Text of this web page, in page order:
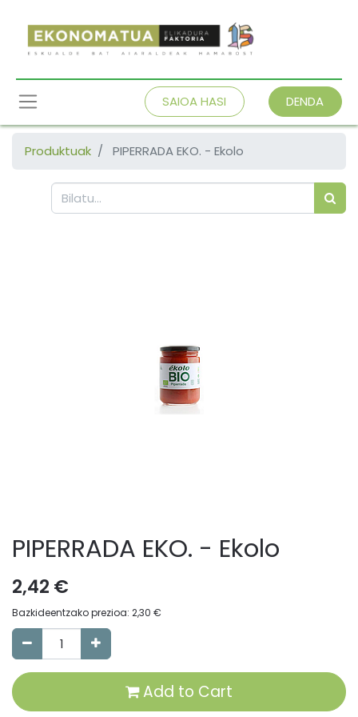
SAIOA HASI DENDA
Produktuak PIPERRADA EKO. - Ekolo
PIPERRADA EKO. - Ekolo
2,42 €
Bazkideentzako prezioa: 2,30 €
Add to Cart